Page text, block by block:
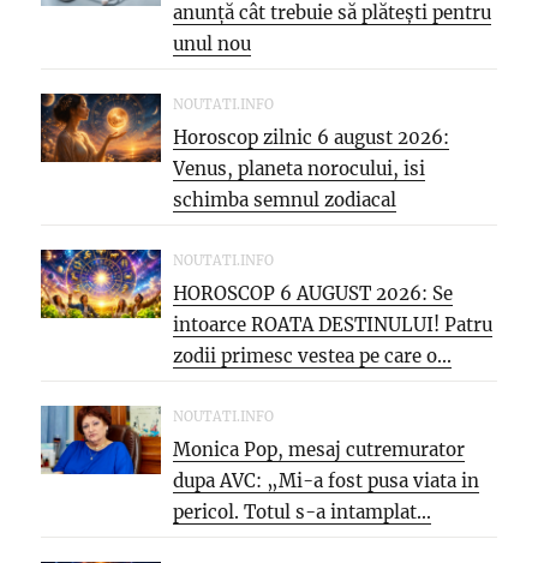
anunță cât trebuie să plătești pentru
unul nou
NOUTATI.INFO
Horoscop zilnic 6 august 2026:
Venus, planeta norocului, isi
schimba semnul zodiacal
NOUTATI.INFO
HOROSCOP 6 AUGUST 2026: Se
intoarce ROATA DESTINULUI! Patru
zodii primesc vestea pe care o...
NOUTATI.INFO
Monica Pop, mesaj cutremurator
dupa AVC: „Mi-a fost pusa viata in
pericol. Totul s-a intamplat...